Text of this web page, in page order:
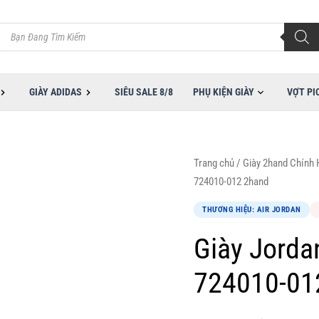
Tìm
kiếm
sản
GIÀY ADIDAS SIÊU SALE 8/8 PHỤ KIỆN GIÀY VỢT
Trang chủ/ Giày 2hand Chính
724010-012 2hand
THƯƠNG HIỆU: AIR JORDAN
Giày
724010-